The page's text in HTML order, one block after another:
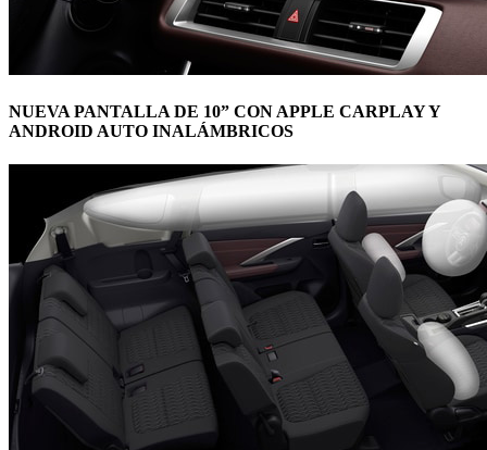
NUEVA PANTALLA DE 10” CON APPLE CARPLAY Y
ANDROID AUTO INALÁMBRICOS